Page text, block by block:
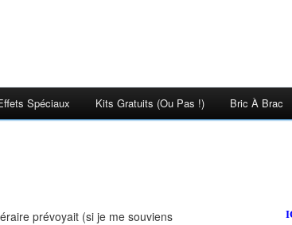
Spéciaux Kits Gratuits (ou Pas !) Bric À Brac
prévoyait (si je me souviens